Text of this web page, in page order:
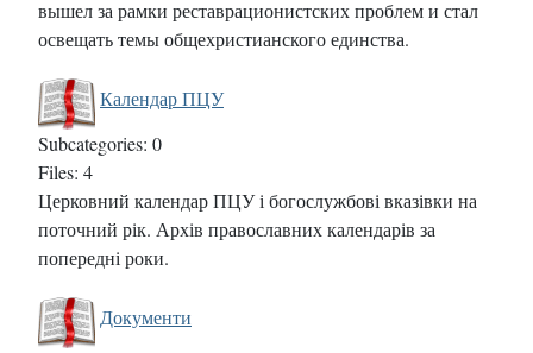
вышел за рамки реставрационистских проблем и стал
освещать темы общехристианского единства.
Календар ПЦУ
Subcategories: 0
Files: 4
Церковний календар ПЦУ і богослужбові вказівки на
поточний рік. Архів православних календарів за
попередні роки.
Документи